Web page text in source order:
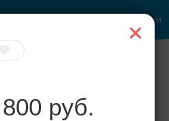
руб.
Войти